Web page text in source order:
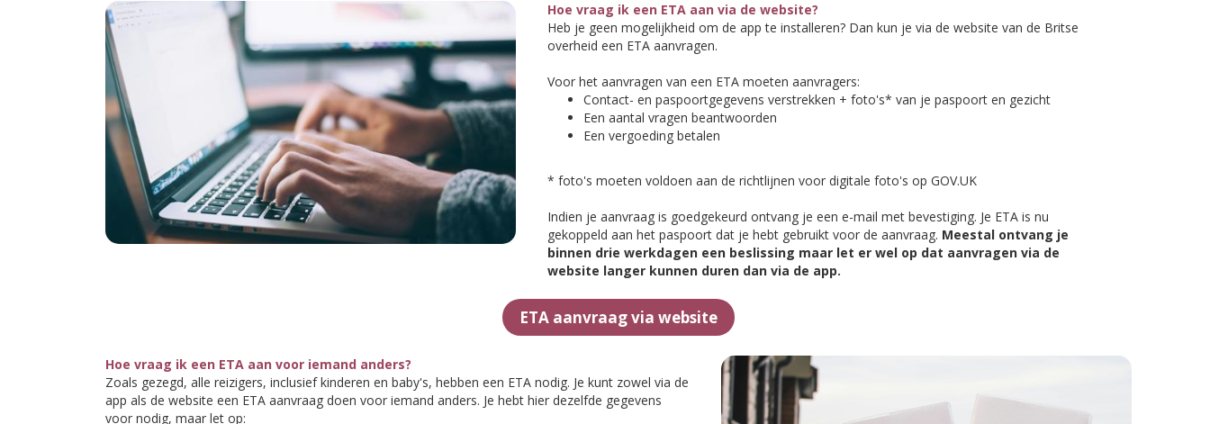
Hoe vraag ik een ETA aan via de website?
Heb je geen mogelijkheid om de app te installeren? Dan kun je via de website van de Britse
overheid een ETA aanvragen.
Voor het aanvragen van een ETA moeten aanvragers:
Contact- en paspoortgegevens verstrekken + foto's* van je paspoort en gezicht
Een aantal vragen beantwoorden
Een vergoeding betalen
* foto's moeten voldoen aan de richtlijnen voor digitale foto's op GOV.UK
Indien je aanvraag is goedgekeurd ontvang je een e-mail met bevestiging. Je ETA is nu
gekoppeld aan het paspoort dat je hebt gebruikt voor de aanvraag. Meestal ontvang je
binnen drie werkdagen een beslissing maar let er wel op dat aanvragen via de
website langer kunnen duren dan via de app.
ETA aanvraag via website
Hoe vraag ik een ETA aan voor iemand anders?
Zoals gezegd, alle reizigers, inclusief kinderen en baby's, hebben een ETA nodig. Je kunt zowel via de
app als de website een ETA aanvraag doen voor iemand anders. Je hebt hier dezelfde gegevens
voor nodig, maar let op: